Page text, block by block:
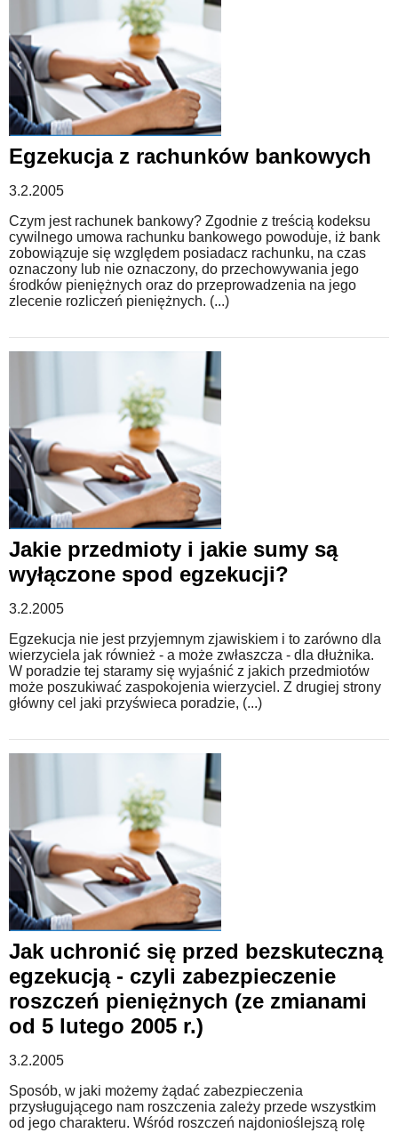
Egzekucja z rachunków bankowych
3.2.2005
Czym jest rachunek bankowy? Zgodnie z treścią kodeksu
cywilnego umowa rachunku bankowego powoduje, iż bank
zobowiązuje się względem posiadacz rachunku, na czas
oznaczony lub nie oznaczony, do przechowywania jego
środków pieniężnych oraz do przeprowadzenia na jego
zlecenie rozliczeń pieniężnych. (...)
Jakie przedmioty i jakie sumy są
wyłączone spod egzekucji?
3.2.2005
Egzekucja nie jest przyjemnym zjawiskiem i to zarówno dla
wierzyciela jak również - a może zwłaszcza - dla dłużnika.
W poradzie tej staramy się wyjaśnić z jakich przedmiotów
może poszukiwać zaspokojenia wierzyciel. Z drugiej strony
główny cel jaki przyświeca poradzie, (...)
Jak uchronić się przed bezskuteczną
egzekucją - czyli zabezpieczenie
roszczeń pieniężnych (ze zmianami
od 5 lutego 2005 r.)
3.2.2005
Sposób, w jaki możemy żądać zabezpieczenia
przysługującego nam roszczenia zależy przede wszystkim
od jego charakteru. Wśród roszczeń najdonioślejszą rolę